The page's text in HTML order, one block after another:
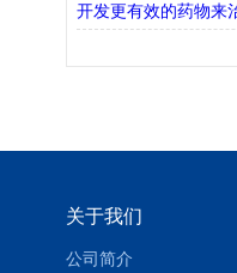
关于我们
公司简介